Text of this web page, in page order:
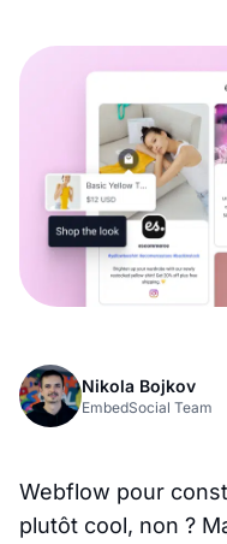
Nikola Bojkov
EmbedSocial Team
Webflow pour
plutôt cool, non ?